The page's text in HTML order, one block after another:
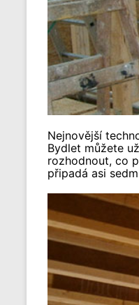
Nejnovější
Bydlet můžete
rozhodnout, co
připadá asi